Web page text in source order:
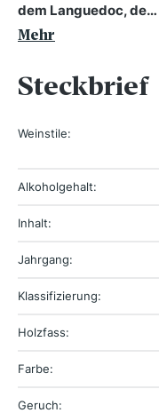
dem Languedoc, de…
Mehr
Steckbrief
Weinstile:
Alkoholgehalt:
Inhalt:
Jahrgang:
Klassifizierung:
Holzfass:
Farbe:
Geruch: